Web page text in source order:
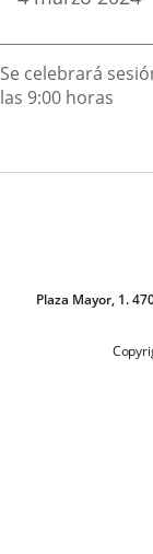
Descripción
Se celebrará
las 9:00 horas
Plaza Mayor, 1.